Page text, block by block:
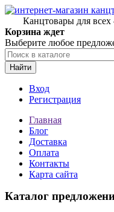
Канцтовары для
Корзина ждет
Выберите любое
Найти
Вход
Регистрация
Главная
Блог
Доставка
Оплата
Контакты
Карта сайта
Каталог